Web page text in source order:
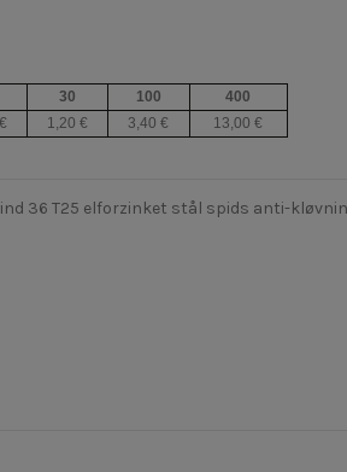
30 100 400
1,20 € 3,40 € 13,00 €
36 T25 elforzinket stål spids anti-